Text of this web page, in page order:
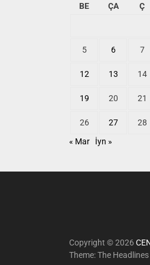
BE ÇA Ç
5 6 7
12 13 14
19 20 21
26 27 28
« Mar
İyn »
Copyright © 2026
Theme: The